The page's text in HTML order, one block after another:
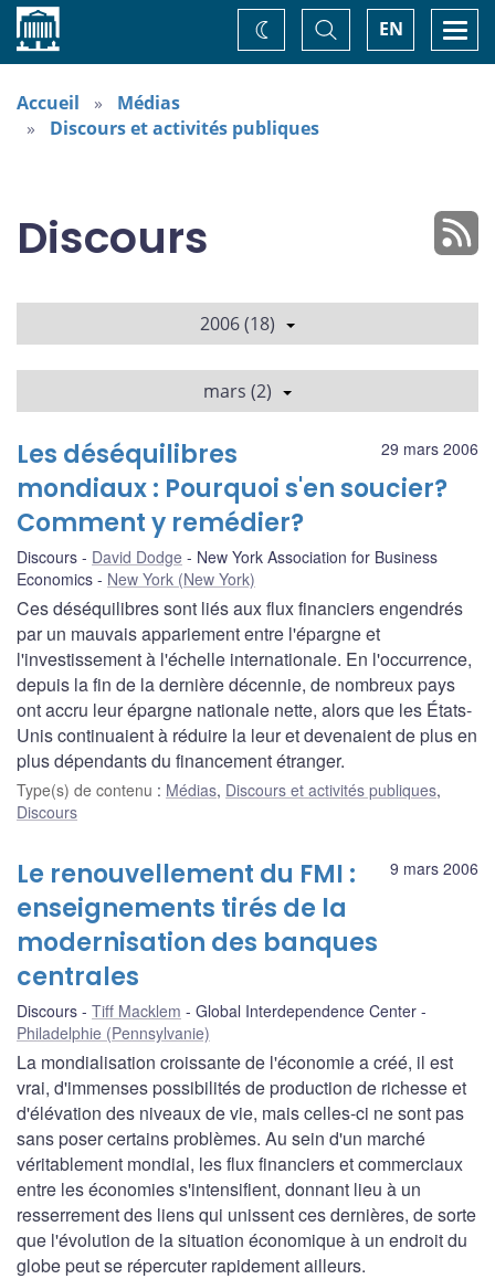
Accueil EN
Basculer
la
recherche
Changez
de
Accueil
Médias
Discours et activités publiques
Discours
2006 (18)
mars (2)
29 mars 2006
Les déséquilibres
mondiaux : Pourquoi s'en soucier?
Comment y remédier?
Discours David Dodge
New York Association for Business
Economics
New York (New York)
Ces déséquilibres sont liés aux flux financiers engendrés
par un mauvais appariement entre l'épargne et
l'investissement à l'échelle internationale. En l'occurrence,
depuis la fin de la dernière décennie, de nombreux pays
ont accru leur épargne nationale nette, alors que les États-
Unis continuaient à réduire la leur et devenaient de plus en
plus dépendants du financement étranger.
Type(s) de contenu : Médias, Discours et activités publiques,
Discours
9 mars 2006
Le renouvellement du FMI :
enseignements tirés de la
modernisation des banques
centrales
Discours Tiff Macklem
Global Interdependence Center
Philadelphie (Pennsylvanie)
La mondialisation croissante de l'économie a créé, il est
vrai, d'immenses possibilités de production de richesse et
d'élévation des niveaux de vie, mais celles-ci ne sont pas
sans poser certains problèmes. Au sein d'un marché
véritablement mondial, les flux financiers et commerciaux
entre les économies s'intensifient, donnant lieu à un
resserrement des liens qui unissent ces dernières, de sorte
que l'évolution de la situation économique à un endroit du
globe peut se répercuter rapidement ailleurs.